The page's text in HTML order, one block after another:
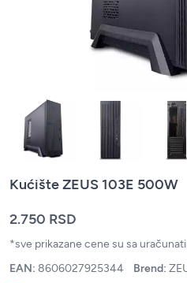
Kućište ZEUS 103E 500W
2.750 RSD
*sve prikazane cene su sa
EAN: 8606027925344 Brend: